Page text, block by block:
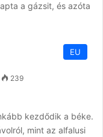
a gázsit, és azóta
EU
239
kezdődik a béke.
mint az alfalusi